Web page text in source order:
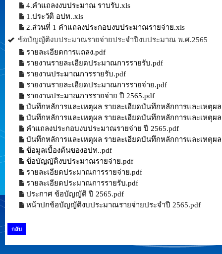
4.คำแถลงงบประมาณ ราบรับ.xls
1.ประวัติ อปท..xls
2.ส่วนที่ 1 คำแถลงประกอบงบประมาณรายจ่าย.xls
ข้อบัญญัติงบประมาณรายจ่ายประจำปีงบประมาณ พ.ศ.2565
รายละเอียดการแถลง.pdf
รายงานรายละเอียดประมาณการรายรับ.pdf
รายงานประมาณการรายรับ.pdf
รายงานรายละเอียดประมาณการรายจ่าย.pdf
รายงานประมาณการรายจ่าย ปี 2565.pdf
บันทึกหลัการและเหตุผล รายละเอียดบันทึกหลักการและเหตุผ
บันทึกหลัการและเหตุผล รายละเอียดบันทึกหลักการและเหตุผ
คำแถลงประกอบงบประมาณรายจ่าย ปี 2565.pdf
บันทึกหลัการและเหตุผล รายละเอียดบันทึกหลักการและเหตุผ
ข้อมูลเบื้องต้นของอปท..pdf
ข้อบัญญัติงบประมาณรายจ่าย.pdf
รายละเอียดประมาณการรายจ่าย.pdf
รายละเอียดประมาณการรายรับ.pdf
ประกาศ ข้อบัญญัติ ปี 2565.pdf
หน้าปกข้อบัญญัติงบประมาณรายจ่ายประจำปี 2565.pdf
กลับ